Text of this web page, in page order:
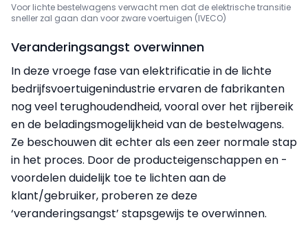
Voor lichte bestelwagens verwacht men dat de elektrische transitie
sneller zal gaan dan voor zware voertuigen (IVECO)
Veranderingsangst overwinnen
In deze vroege fase van elektrificatie in de lichte
bedrijfsvoertuigenindustrie ervaren de fabrikanten
nog veel terughoudendheid, vooral over het rijbereik
en de beladingsmogelijkheid van de bestelwagens.
Ze beschouwen dit echter als een zeer normale stap
in het proces. Door de producteigenschappen en -
voordelen duidelijk toe te lichten aan de
klant/gebruiker, proberen ze deze
‘veranderingsangst’ stapsgewijs te overwinnen.